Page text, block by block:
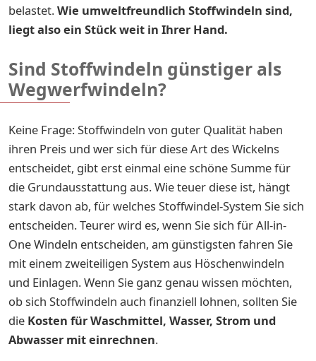
belastet.Wie umweltfreundlich Stoffwindeln sind,
liegt also ein Stück weit in Ihrer Hand.
Sind Stoffwindeln günstiger als
Wegwerfwindeln?
Keine Frage: Stoffwindeln von guter Qualität haben
ihren Preis und wer sich für diese Art des Wickelns
entscheidet, gibt erst einmal eine schöne Summe für
die Grundausstattung aus. Wie teuer diese ist, hängt
stark davon ab, für welches Stoffwindel-System Sie sich
entscheiden. Teurer wird es, wenn Sie sich für All-in-
One Windeln entscheiden, am günstigsten fahren Sie
mit einem zweiteiligen System aus Höschenwindeln
und Einlagen. Wenn Sie ganz genau wissen möchten,
ob sich Stoffwindeln auch finanziell lohnen, sollten Sie
die Kosten für Waschmittel, Wasser, Strom und
Abwasser mit einrechnen.